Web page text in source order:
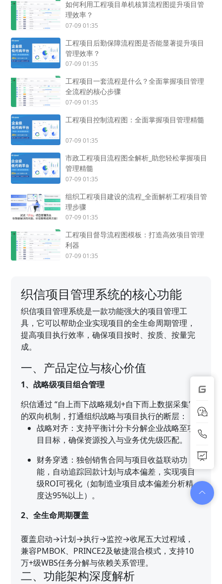
如何利用工程项目单机核算流程图提升项目管
理效率？
07-09 01:35
工程项目后勤保障流程图是否能显著提升项目
管理效率？
07-09 01:35
工程项目一套流程是什么？全面掌握项目管理
全流程的核心步骤
07-09 01:35
工程项目控制流程图：全面掌握项目管理精髓
07-09 01:35
市政工程项目流程图全解析_助您轻松掌握项目
管理精髓
07-09 01:35
组织工程项目建设的流程_全面解析工程项目管
理步骤
07-09 01:35
工程项目督导流程图模板：打造高效项目管理
利器
07-09 01:35
织信项目管理系统的核心功能
织信项目管理系统是一款功能强大的项目管理工
具，它可以帮助企业实现项目的全生命周期管理，
提高项目执行效率，确保项目按时、按质、按量完
成。
一、产品定位与核心价值
1、战略级项目组合管理
织信通过 “自上而下战略规划+自下而上数据采集”
的双向机制，打通组织战略与项目执行的断层：
战略对齐：支持平衡计分卡分解企业战略至项
目目标，确保资源投入与业务优先级匹配。
财务穿透：独创销售合同与项目收益联动功
能，自动追踪回款计划与成本偏差，实现项目
级ROI可视化（如制造业项目成本偏差分析精
度达95%以上）。
2、全生命周期覆盖
覆盖启动→计划→执行→监控→收尾五大过程域，
兼容PMBOK、PRINCE2及敏捷混合模式，支持10
万+级WBS任务分解与依赖关系管理。
二、功能架构深度解析